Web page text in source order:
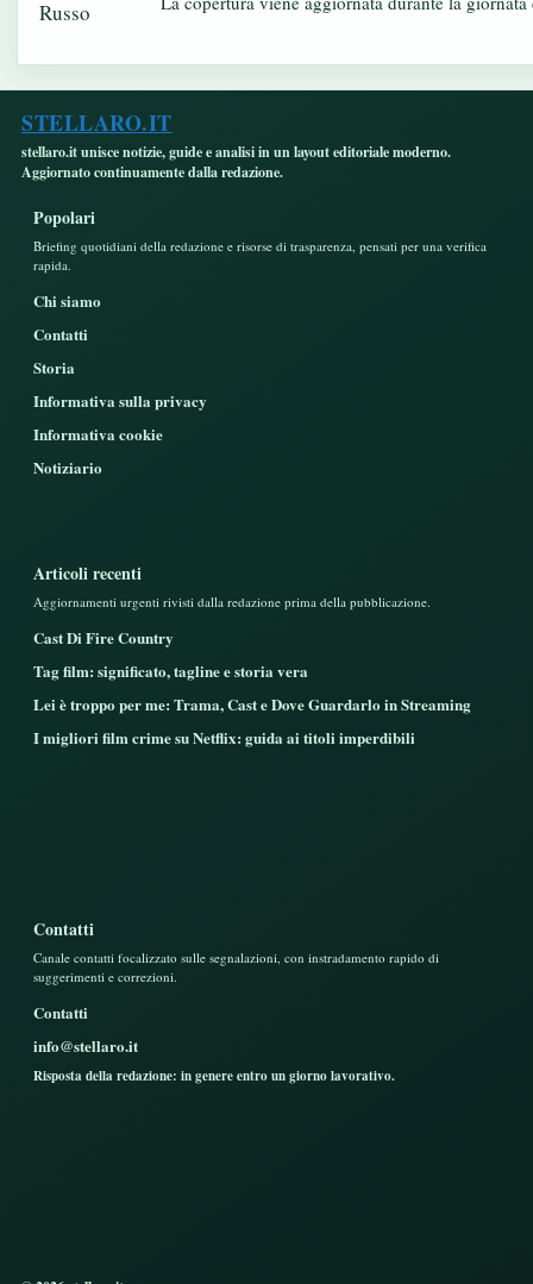
STELLARO.IT
stellaro.it unisce notizie, guide e analisi in un layout editoriale moderno.
Aggiornato continuamente dalla redazione.
Popolari
Briefing quotidiani della redazione e risorse di trasparenza, pensati per una verifica
rapida.
Chi siamo
Contatti
Storia
Informativa sulla privacy
Informativa cookie
Notiziario
Articoli recenti
Aggiornamenti urgenti rivisti dalla redazione prima della pubblicazione.
Cast Di Fire Country
Tag film: significato, tagline e storia vera
Lei è troppo per me: Trama, Cast e Dove Guardarlo in Streaming
I migliori film crime su Netflix: guida ai titoli imperdibili
Contatti
Canale contatti focalizzato sulle segnalazioni, con instradamento rapido di
suggerimenti e correzioni.
Contatti
info@stellaro.it
Risposta della redazione: in genere entro un giorno lavorativo.